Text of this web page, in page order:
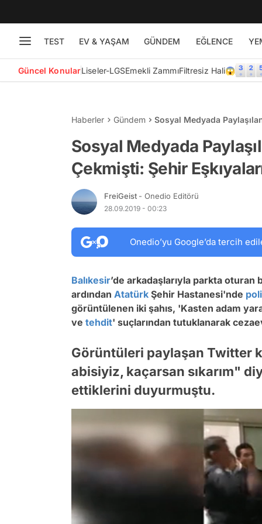
TEST EV & YAŞAM GÜNDEM EĞLENCE
Güncel KonularLiseler-LGSEmekli ZammıFiltresiz Hali😱
Haberler Gündem
Sosyal Medyada
Sosyal Medyada
Çekmişti: Şehir
FreiGeist - Onedio Editörü
28.09.2019 - 00:23
Onedio’yu Google’da tercih
Balıkesir’de arkadaşlarıyla parkta oturan
ardından Atatürk Şehir Hastanesi'nde
görüntülenen iki şahıs, 'Kasten adam
ve tehdit' suçlarından tutuklanarak
Görüntüleri paylaşan Twitter
abisiyiz, kaçarsan sıkarım"
ettiklerini duyurmuştu.